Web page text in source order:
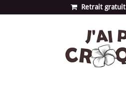
Se rendre au contenu Retrait gratuit